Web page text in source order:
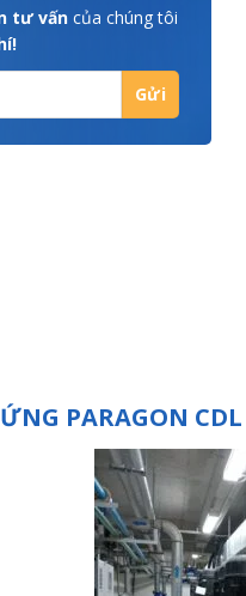
tư vấn của chúng tôi
PARAGON CDL